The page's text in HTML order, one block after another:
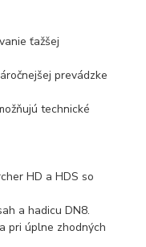
ťažšej
prevádzke
technické
HD a HDS so
a hadicu DN8.
pri úplne zhodných